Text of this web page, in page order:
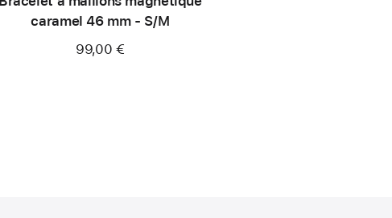
caramel 46 mm - S/M
99,00 €